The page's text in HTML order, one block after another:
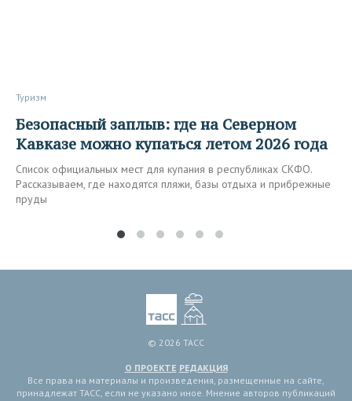
Туризм
Безопасный заплыв: где на Северном
Кавказе можно купаться летом 2026 года
Список официальных мест для купания в республиках СКФО.
Рассказываем, где находятся пляжи, базы отдыха и прибрежные
пруды
© 2026 ТАСС
О ПРОЕКТЕ РЕДАКЦИЯ
Все права на материалы и произведения, размещенные на сайте,
принадлежат ТАСС, если не указано иное. Мнение авторов публикаций